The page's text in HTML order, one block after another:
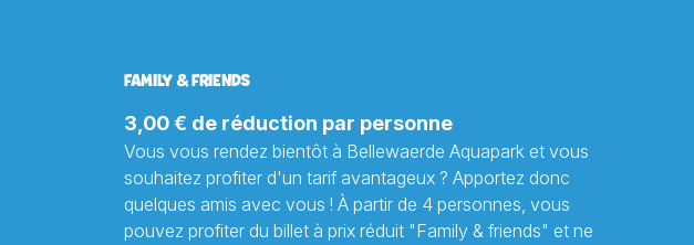
FAMILY & FRIENDS
3,00 € de réduction par personne
Vous vous rendez bientôt à Bellewaerde Aquapark et vous
souhaitez profiter d'un tarif avantageux ? Apportez donc
quelques amis avec vous ! À partir de 4 personnes, vous
pouvez profiter du billet à prix réduit "Family & friends" et ne